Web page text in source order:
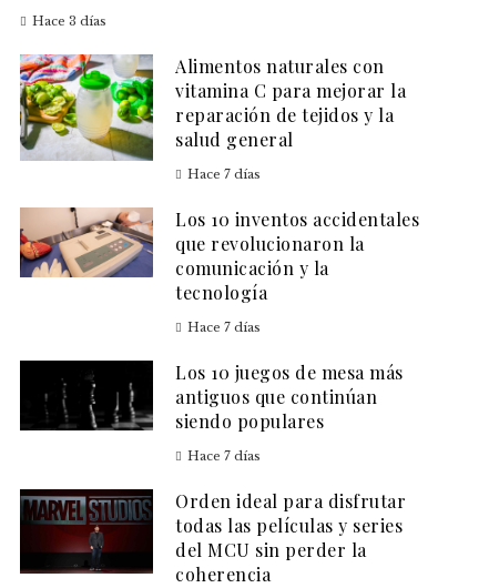
Hace 3 días
Alimentos naturales con
vitamina C para mejorar la
reparación de tejidos y la
salud general
Hace 7 días
Los 10 inventos accidentales
que revolucionaron la
comunicación y la
tecnología
Hace 7 días
Los 10 juegos de mesa más
antiguos que continúan
siendo populares
Hace 7 días
Orden ideal para disfrutar
todas las películas y series
del MCU sin perder la
coherencia